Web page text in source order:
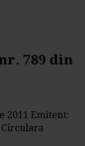
789 din
2011 Emitent:
Circulara